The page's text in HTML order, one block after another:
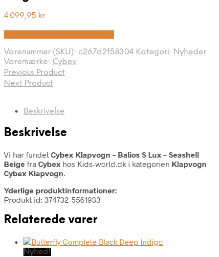
4.099,95 kr.
Varenummer (SKU): c267d2f58304 Kategori: Nyheder
Varemærke: Cybex
Previous Product
Next Product
Beskrivelse
Beskrivelse
Vi har fundet Cybex Klapvogn – Balios S Lux – Seashell
Beige fra Cybex hos Kids-world.dk i kategorien Klapvogn
Cybex Klapvogn.
Yderlige produktinformationer:
Produkt id: 374732-5561933
Relaterede varer
Nyhed!